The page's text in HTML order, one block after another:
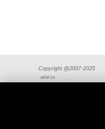
Copyright @2007-2025
ARM Llc